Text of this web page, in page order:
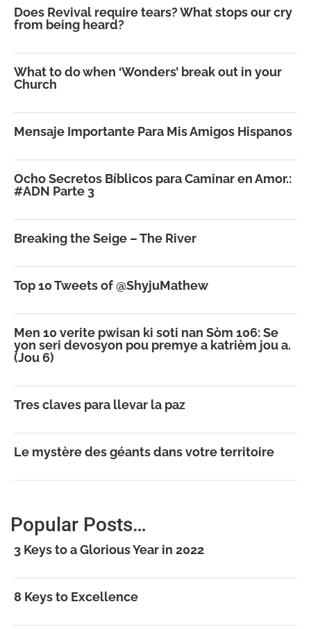
Does Revival require tears? What stops our cry
from being heard?
What to do when ‘Wonders’ break out in your
Church
Mensaje Importante Para Mis Amigos Hispanos
Ocho Secretos Bíblicos para Caminar en Amor.:
#ADN Parte 3
Breaking the Seige – The River
Top 10 Tweets of @ShyjuMathew
Men 10 verite pwisan ki soti nan Sòm 106: Se
yon seri devosyon pou premye a katrièm jou a.
(Jou 6)
Tres claves para llevar la paz
Le mystère des géants dans votre territoire
Popular Posts…
3 Keys to a Glorious Year in 2022
8 Keys to Excellence